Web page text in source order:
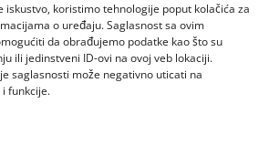
iskustvo, koristimo tehnologije poput kolačića za
o uređaju. Saglasnost sa ovim
da obrađujemo podatke kao što su
ili jedinstveni ID-ovi na ovoj veb lokaciji.
saglasnosti može negativno uticati na
funkcije.